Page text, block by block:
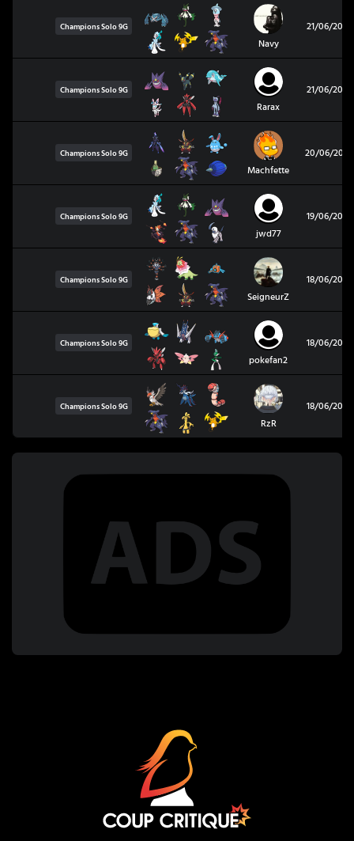
Champions Solo 9G
Navy
21/06/2026
Champions Solo 9G
Rarax
21/06/2026
Champions Solo 9G
Machfette
20/06/2026
Champions Solo 9G
jwd77
19/06/2026
Champions Solo 9G
SeigneurZ
18/06/2026
Champions Solo 9G
pokefan2
18/06/2026
Champions Solo 9G
RzR
18/06/2026